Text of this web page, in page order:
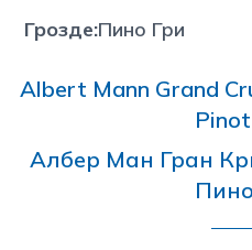
Грозде:Пино Гри
Albert Mann Grand
Албер Ман Гран